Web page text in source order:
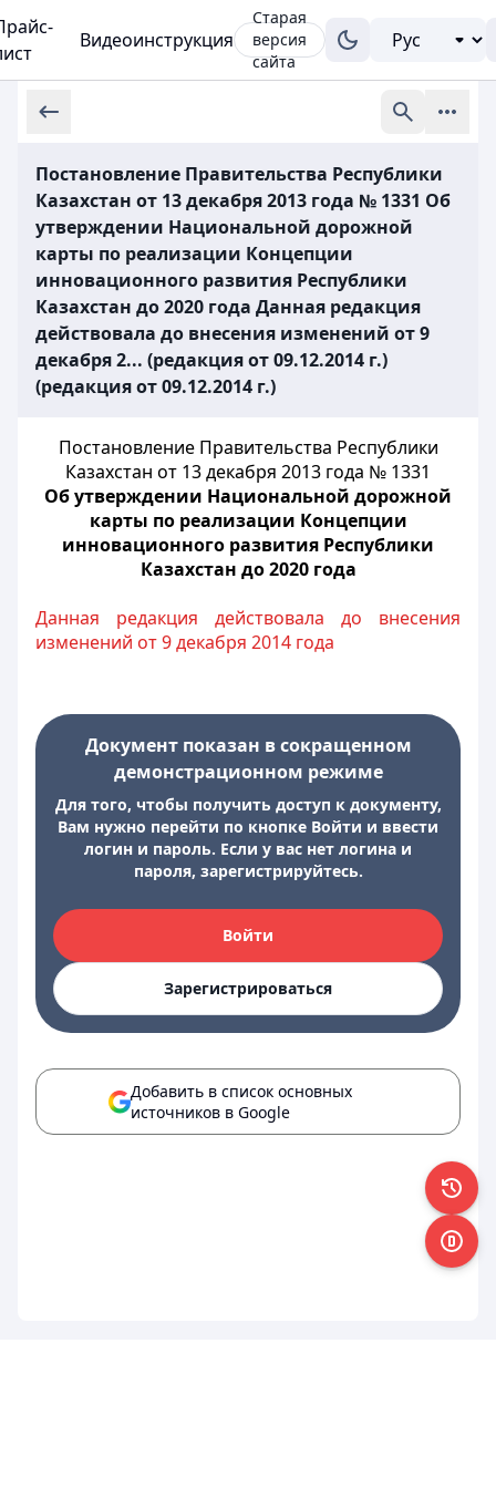
Видеоинструкция
Старая
версия
сайта
Постановление Правительства Республики
Казахстан от 13 декабря 2013 года № 1331 Об
утверждении Национальной дорожной
карты по реализации Концепции
инновационного развития Республики
Казахстан до 2020 года Данная редакция
действовала до внесения изменений от 9
декабря 2... (редакция от 09.12.2014 г.)
(редакция от 09.12.2014 г.)
Постановление Правительства Республики
Казахстан от 13 декабря 2013 года № 1331
Об утверждении Национальной дорожной
карты по реализации Концепции
инновационного развития Республики
Казахстан до 2020 года
Данная редакция действовала до внесения
изменений от 9 декабря 2014 года
Документ показан в сокращенном
демонстрационном режиме
Для того, чтобы получить доступ к документу,
Вам нужно перейти по кнопке Войти и ввести
логин и пароль. Если у вас нет логина и
пароля, зарегистрируйтесь.
Войти
Зарегистрироваться
Добавить в список основных
источников в Google